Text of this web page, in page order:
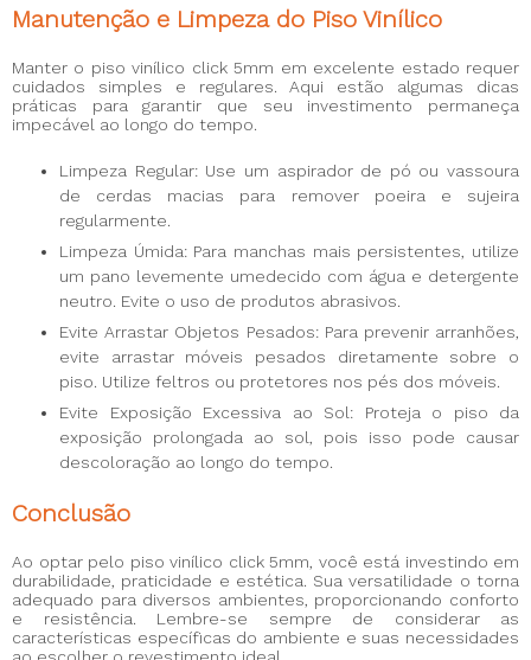
Manutenção e Limpeza do Piso Vinílico
Manter o piso vinílico click 5mm em excelente estado requer
cuidados simples e regulares. Aqui estão algumas dicas
práticas para garantir que seu investimento permaneça
impecável ao longo do tempo.
Limpeza Regular: Use um aspirador de pó ou vassoura
de cerdas macias para remover poeira e sujeira
regularmente.
Limpeza Úmida: Para manchas mais persistentes, utilize
um pano levemente umedecido com água e detergente
neutro. Evite o uso de produtos abrasivos.
Evite Arrastar Objetos Pesados: Para prevenir arranhões,
evite arrastar móveis pesados diretamente sobre o
piso. Utilize feltros ou protetores nos pés dos móveis.
Evite Exposição Excessiva ao Sol: Proteja o piso da
exposição prolongada ao sol, pois isso pode causar
descoloração ao longo do tempo.
Conclusão
Ao optar pelo piso vinílico click 5mm, você está investindo em
durabilidade, praticidade e estética. Sua versatilidade o torna
adequado para diversos ambientes, proporcionando conforto
e resistência. Lembre-se sempre de considerar as
características específicas do ambiente e suas necessidades